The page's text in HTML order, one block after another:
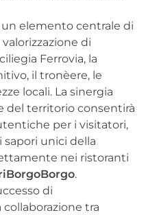
un elemento centrale di
di
Ferrovia, la
il tronèere, le
locali. La sinergia
del territorio consentirà
per i visitatori,
unici della
nei ristoranti
.
di
tra